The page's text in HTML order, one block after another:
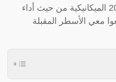
مواصفات تويوتا كورولا 2024 الميكانيكية من حيث أداء
معي الأسطر المقبلة